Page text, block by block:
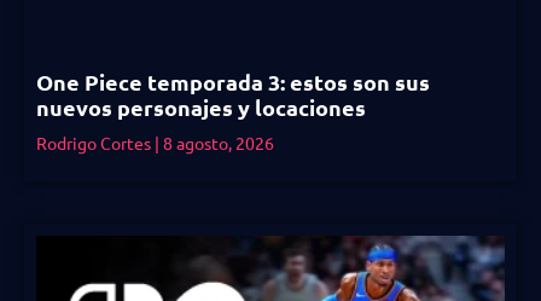
One Piece temporada 3: estos son sus
nuevos personajes y locaciones
Rodrigo Cortes 8 agosto, 2026